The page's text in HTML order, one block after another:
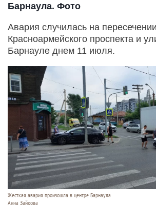
Барнаула. Фото
Авария случилась на пересечении
Красноармейского проспекта и
Барнауле днем 11 июля.
Жесткая авария произошла в центре Барнаула
Анна Зайкова